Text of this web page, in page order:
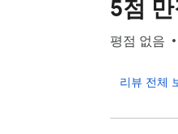
5점
평점 없음
리뷰 전체